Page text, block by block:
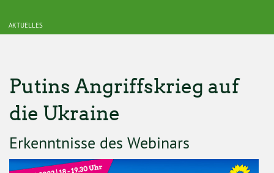
AKTUELLES
Putins Angriffskrieg auf
die Ukraine
Erkenntnisse des Webinars